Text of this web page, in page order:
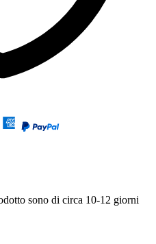
sono di circa 10-12 giorni